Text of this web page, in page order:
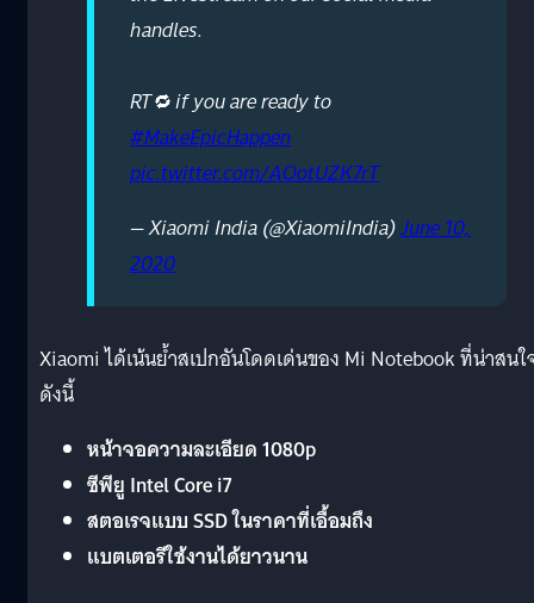
handles.
RT🔁 if you are ready to
#MakeEpicHappen
pic.twitter.com/AOotUZK7rT
— Xiaomi India (@XiaomiIndia)June 10,
2020
Xiaomi ได้เน้นย้ำสเปกอันโดดเด่นของ Mi Notebook ที่น่าสนใ
ดังนี้
หน้าจอความละเอียด 1080p
ซีพียู Intel Core i7
สตอเรจแบบ SSD ในราคาที่เอื้อมถึง
แบตเตอรีใช้งานได้ยาวนาน